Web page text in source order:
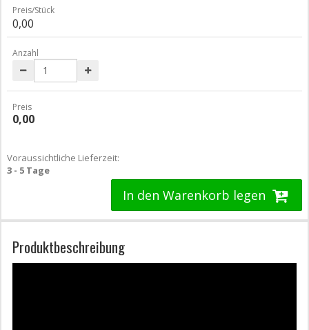
Preis/Stück
0,00
Anzahl
Preis
0,00
Voraussichtliche Lieferzeit:
3 - 5 Tage
In den Warenkorb legen
Produktbeschreibung